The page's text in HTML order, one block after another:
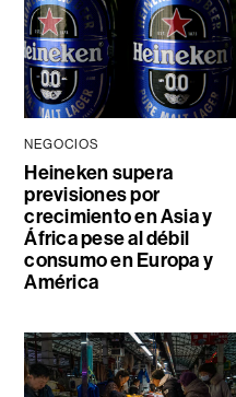
NEGOCIOS
Heineken supera
previsiones por
crecimiento en Asia y
África pese al débil
consumo en Europa y
América